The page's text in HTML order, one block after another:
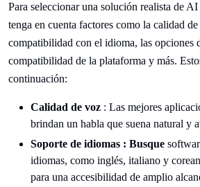
Para seleccionar una solución realista de
tenga en cuenta factores como la calidad
compatibilidad con el idioma, las opciones
compatibilidad de la plataforma y más.
continuación:
Calidad de voz : Las mejores
brindan un habla que suena natural y
Soporte de idiomas : Busque
idiomas, como inglés, italiano y
para una accesibilidad de amplio